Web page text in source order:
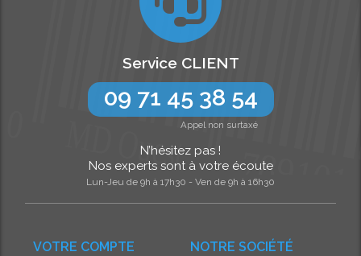
NOTRE SOCIÉTÉ
VOTRE COMPTE
Service CLIENT
09 71 45 38 54
Appel non surtaxé
N’hésitez pas !
Nos experts sont à votre écoute
Lun-Jeu de 9h à 17h30 - Ven de 9h à 16h30